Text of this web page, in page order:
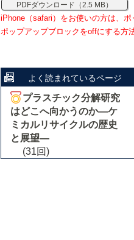
PDFダウンロード（2.5 MB）
iPhone（safari）をお使いの方は、
ポップアップブロックをoffにする方法
よく読まれているページ
プラスチック分解研究
はどこへ向かうのか―ケ
ミカルリサイクルの歴史
と展望―
(31回)